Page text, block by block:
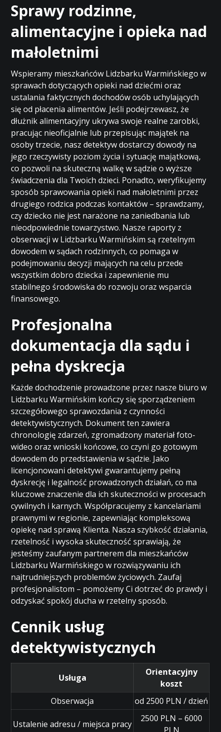
Sprawy rodzinne,
alimentacyjne i opieka nad
małoletnimi
Wspieramy mieszkańców Lidzbarku Warmińskiego w
sprawach dotyczących opieki nad dziećmi oraz
ustalania faktycznych dochodów osób uchylających
się od płacenia alimentów. Jeśli podejrzewasz, że
dłużnik alimentacyjny ukrywa swoje realne zarobki,
pracując nieoficjalnie lub przepisując majątek na
osoby trzecie, nasz detektyw dostarczy dowody na
jego rzeczywisty poziom życia i sytuację majątkową,
co pozwoli na skuteczną walkę w sądzie o wyższe
świadczenia dla Twoich dzieci. Ponadto, weryfikujemy
sposób sprawowania opieki nad małoletnimi przez
drugiego rodzica podczas kontaktów – sprawdzamy,
czy dziecko nie jest narażone na zaniedbania lub
nieodpowiednie towarzystwo. Nasze raporty z
obserwacji w Lidzbarku Warmińskim są rzetelnym
dowodem w sądach rodzinnych, co pomaga w
podejmowaniu decyzji mających na celu przede
wszystkim dobro dziecka i zapewnienie mu
stabilnego środowiska do rozwoju oraz wsparcia
finansowego.
Profesjonalna
dokumentacja dla sądu i
pełna dyskrecja
Każde dochodzenie prowadzone przez nasze biuro w
Lidzbarku Warmińskim kończy się sporządzeniem
szczegółowego sprawozdania z czynności
detektywistycznych. Dokument ten zawiera
chronologię zdarzeń, zgromadzony materiał foto-
wideo oraz wnioski końcowe, co czyni go gotowym
dowodem do przedstawienia w sądzie. Jako
licencjonowani detektywi gwarantujemy pełną
dyskrecję i legalność prowadzonych działań, co ma
kluczowe znaczenie dla ich skuteczności w procesach
cywilnych i karnych. Współpracujemy z kancelariami
prawnymi w regionie, zapewniając kompleksową
opiekę nad sprawą Klienta. Nasza szybkość działania,
rzetelność i wysoka skuteczność sprawiają, że
jesteśmy zaufanym partnerem dla mieszkańców
Lidzbarku Warmińskiego w rozwiązywaniu ich
najtrudniejszych problemów życiowych. Zaufaj
profesjonalistom – pomożemy Ci dotrzeć do prawdy i
odzyskać spokój ducha w rzetelny sposób.
Cennik usług
detektywistycznych
Usługa
Orientacyjny
koszt
Obserwacja
od 2500 PLN / dzień
Ustalenie adresu / miejsca pracy
2500 PLN – 6000